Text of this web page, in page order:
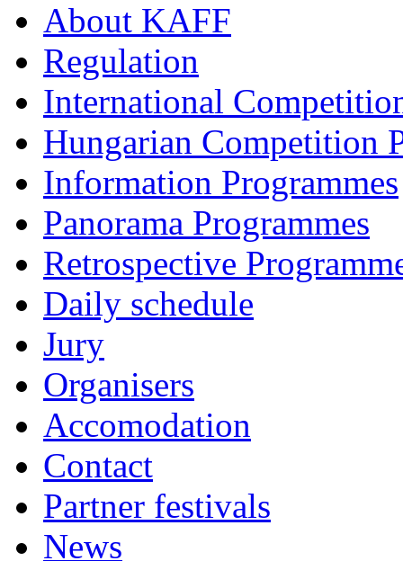
About KAFF
Regulation
International
Hungarian Competition
Information Programmes
Panorama Programmes
Retrospective
Daily schedule
Jury
Organisers
Accomodation
Contact
Partner festivals
News